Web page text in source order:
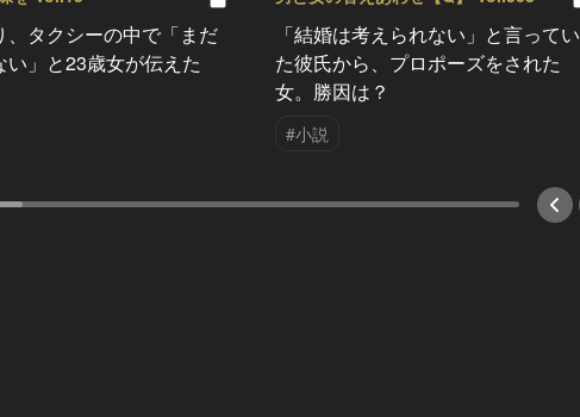
、タクシーの中で「まだ
い」と23歳女が伝えた
「結婚は考えられない」と言ってい
た彼氏から、プロポーズをされた
女。勝因は？
#小説